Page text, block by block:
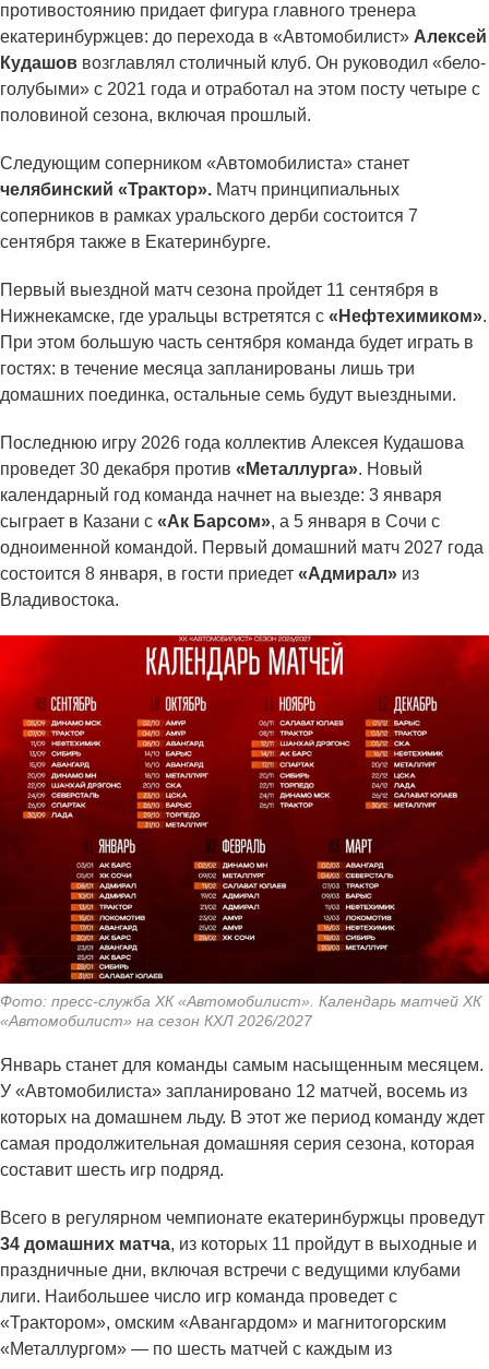
противостоянию придает фигура главного тренера
екатеринбуржцев: до перехода в «Автомобилист» Алексей
Кудашов возглавлял столичный клуб. Он руководил «бело-
голубыми» с 2021 года и отработал на этом посту четыре с
половиной сезона, включая прошлый.
Следующим соперником «Автомобилиста» станет
челябинский «Трактор». Матч принципиальных
соперников в рамках уральского дерби состоится 7
сентября также в Екатеринбурге.
Первый выездной матч сезона пройдет 11 сентября в
Нижнекамске, где уральцы встретятся с «Нефтехимиком».
При этом большую часть сентября команда будет играть в
гостях: в течение месяца запланированы лишь три
домашних поединка, остальные семь будут выездными.
Последнюю игру 2026 года коллектив Алексея Кудашова
проведет 30 декабря против «Металлурга». Новый
календарный год команда начнет на выезде: 3 января
сыграет в Казани с «Ак Барсом», а 5 января в Сочи с
одноименной командой. Первый домашний матч 2027 года
состоится 8 января, в гости приедет «Адмирал» из
Владивостока.
Фото: пресс-служба ХК «Автомобилист». Календарь матчей ХК
«Автомобилист» на сезон КХЛ 2026/2027
Январь станет для команды самым насыщенным месяцем.
У «Автомобилиста» запланировано 12 матчей, восемь из
которых на домашнем льду. В этот же период команду ждет
самая продолжительная домашняя серия сезона, которая
составит шесть игр подряд.
Всего в регулярном чемпионате екатеринбуржцы проведут
34 домашних матча, из которых 11 пройдут в выходные и
праздничные дни, включая встречи с ведущими клубами
лиги. Наибольшее число игр команда проведет с
«Трактором», омским «Авангардом» и магнитогорским
«Металлургом» — по шесть матчей с каждым из